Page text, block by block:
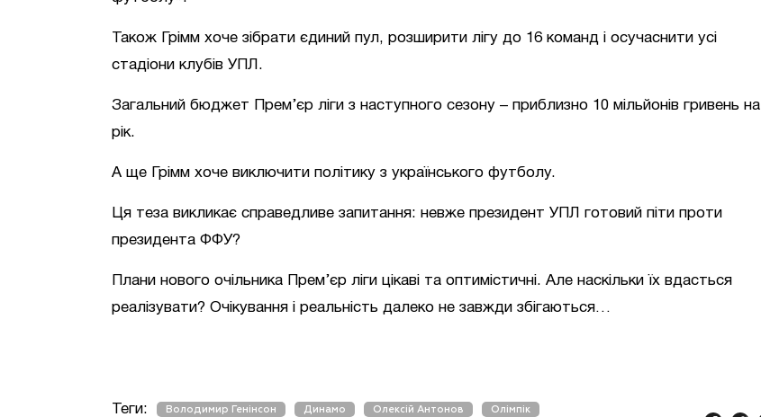
Також Грімм хоче зібрати єдиний пул, розширити лігу до 16 команд і осучаснити усі
стадіони клубів УПЛ.
Загальний бюджет Прем’єр ліги з наступного сезону – приблизно 10 мільйонів гривень на
рік.
А ще Грімм хоче виключити політику з українського футболу.
Ця теза викликає справедливе запитання: невже президент УПЛ готовий піти проти
президента ФФУ?
Плани нового очільника Прем’єр ліги цікаві та оптимістичні. Але наскільки їх вдасться
реалізувати? Очікування і реальність далеко не завжди збігаються…
Теги: Володимир Генінсон Динамо Олексій Антонов Олімпік